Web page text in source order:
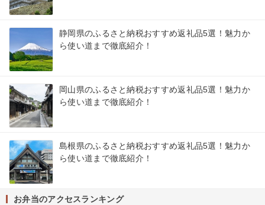
静岡県のふるさと納税おすすめ返礼品5選！魅力か
ら使い道まで徹底紹介！
岡山県のふるさと納税おすすめ返礼品5選！魅力か
ら使い道まで徹底紹介！
島根県のふるさと納税おすすめ返礼品5選！魅力か
ら使い道まで徹底紹介！
お弁当のアクセスランキング